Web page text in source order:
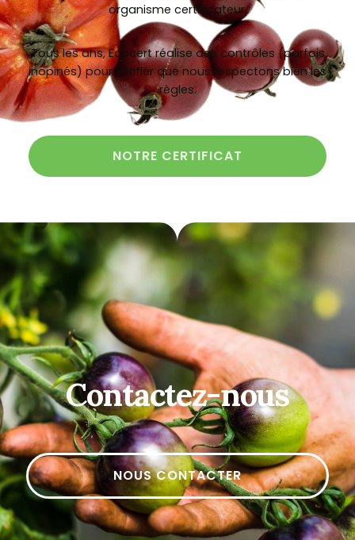
organisme certificateur.
Tous les ans, Ecocert réalise des contrôles (parfois
inopinés) pour vérifier que nous respectons bien les
règles.
NOTRE CERTIFICAT
Contactez-nous
NOUS CONTACTER